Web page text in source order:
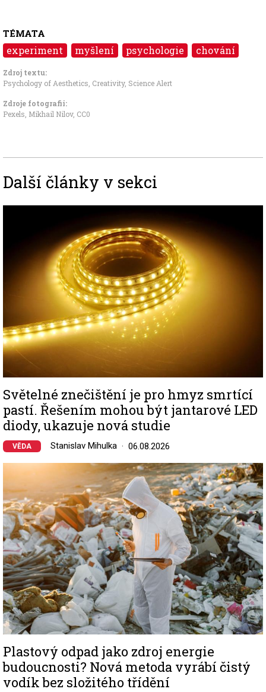
TÉMATA
experiment myšlení psychologie chování
Zdroj textu:
Psychology of Aesthetics, Creativity, Science Alert
Zdroje fotografii:
Pexels, Mikhail Nilov, CC0
Další články v sekci
Světelné znečištění je pro hmyz smrtící
pastí. Řešením mohou být jantarové LED
diody, ukazuje nová studie
VĚDA Stanislav Mihulka 06.08.2026
Image
Plastový odpad jako zdroj energie
budoucnosti? Nová metoda vyrábí čistý
vodík bez složitého třídění